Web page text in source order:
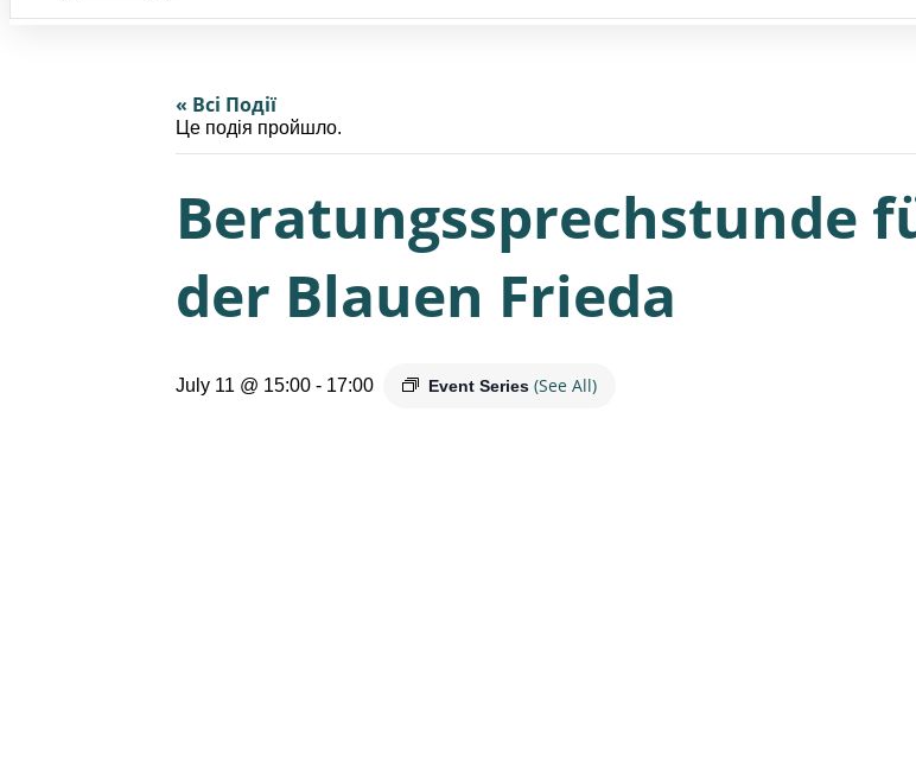
« Всі Події
Це подія пройшло.
Beratungssprechstunde
der Blauen Frieda
July 11 @ 15:00 - 17:00 Event Series (See All)